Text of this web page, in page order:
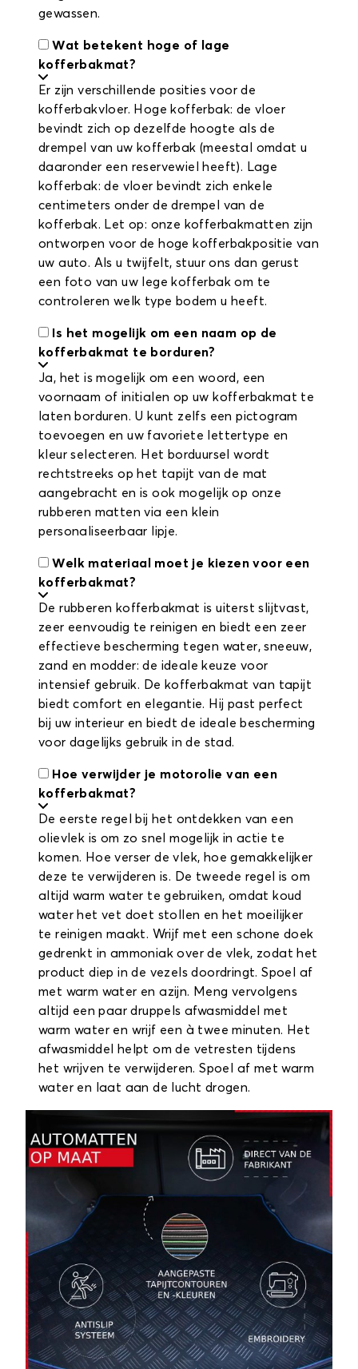
gewassen.
Wat betekent hoge of lage
kofferbakmat?
Er zijn verschillende posities voor de
kofferbakvloer. Hoge kofferbak: de vloer
bevindt zich op dezelfde hoogte als de
drempel van uw kofferbak (meestal omdat u
daaronder een reservewiel heeft). Lage
kofferbak: de vloer bevindt zich enkele
centimeters onder de drempel van de
kofferbak. Let op: onze kofferbakmatten zijn
ontworpen voor de hoge kofferbakpositie van
uw auto. Als u twijfelt, stuur ons dan gerust
een foto van uw lege kofferbak om te
controleren welk type bodem u heeft.
Is het mogelijk om een naam op de
kofferbakmat te borduren?
Ja, het is mogelijk om een woord, een
voornaam of initialen op uw kofferbakmat te
laten borduren. U kunt zelfs een pictogram
toevoegen en uw favoriete lettertype en
kleur selecteren. Het borduursel wordt
rechtstreeks op het tapijt van de mat
aangebracht en is ook mogelijk op onze
rubberen matten via een klein
personaliseerbaar lipje.
Welk materiaal moet je kiezen voor een
kofferbakmat?
De rubberen kofferbakmat is uiterst slijtvast,
zeer eenvoudig te reinigen en biedt een zeer
effectieve bescherming tegen water, sneeuw,
zand en modder: de ideale keuze voor
intensief gebruik. De kofferbakmat van tapijt
biedt comfort en elegantie. Hij past perfect
bij uw interieur en biedt de ideale bescherming
voor dagelijks gebruik in de stad.
Hoe verwijder je motorolie van een
kofferbakmat?
De eerste regel bij het ontdekken van een
olievlek is om zo snel mogelijk in actie te
komen. Hoe verser de vlek, hoe gemakkelijker
deze te verwijderen is. De tweede regel is om
altijd warm water te gebruiken, omdat koud
water het vet doet stollen en het moeilijker
te reinigen maakt. Wrijf met een schone doek
gedrenkt in ammoniak over de vlek, zodat het
product diep in de vezels doordringt. Spoel af
met warm water en azijn. Meng vervolgens
altijd een paar druppels afwasmiddel met
warm water en wrijf een à twee minuten. Het
afwasmiddel helpt om de vetresten tijdens
het wrijven te verwijderen. Spoel af met warm
water en laat aan de lucht drogen.